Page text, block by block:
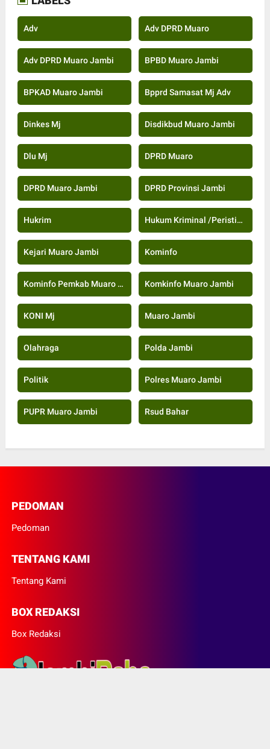
Adv Adv DPRD Muaro
Adv DPRD Muaro Jambi BPBD Muaro Jambi
BPKAD Muaro Jambi Bpprd Samasat Mj Adv
Dinkes Mj Disdikbud Muaro Jambi
Dlu Mj DPRD Muaro
DPRD Muaro Jambi DPRD Provinsi Jambi
Hukrim Hukum Kriminal /Peristiwa
Kejari Muaro Jambi Kominfo
Kominfo Pemkab Muaro Jambi Komkinfo Muaro Jambi
KONI Mj Muaro Jambi
Olahraga Polda Jambi
Politik Polres Muaro Jambi
PUPR Muaro Jambi Rsud Bahar
PEDOMAN
Pedoman
TENTANG KAMI
Tentang Kami
BOX REDAKSI
Box Redaksi